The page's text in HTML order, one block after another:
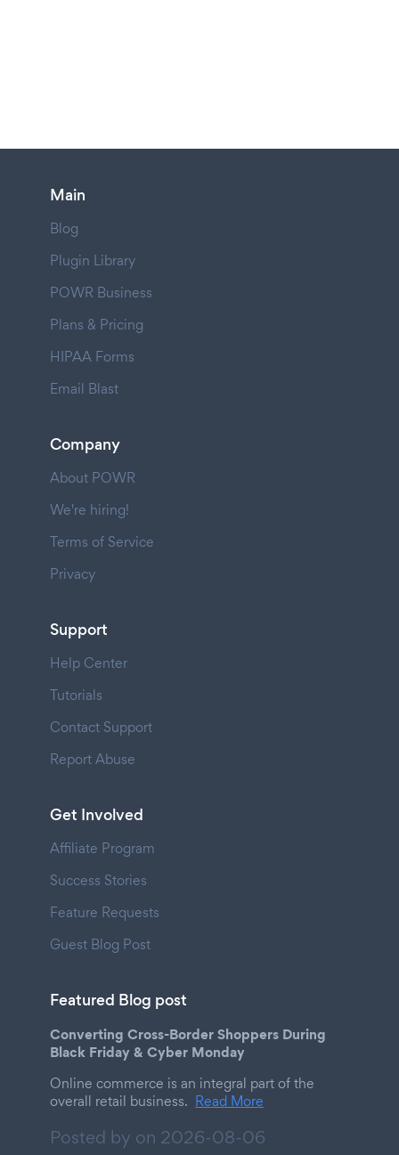
Main
Blog
Plugin Library
POWR Business
Plans & Pricing
HIPAA Forms
Email Blast
Company
About POWR
We're hiring!
Terms of Service
Privacy
Support
Help Center
Tutorials
Contact Support
Report Abuse
Get Involved
Affiliate Program
Success Stories
Feature Requests
Guest Blog Post
Featured Blog post
Converting Cross-Border Shoppers During
Black Friday & Cyber Monday
Online commerce is an integral part of the
overall retail business. Read More
Posted by on 2026-08-06